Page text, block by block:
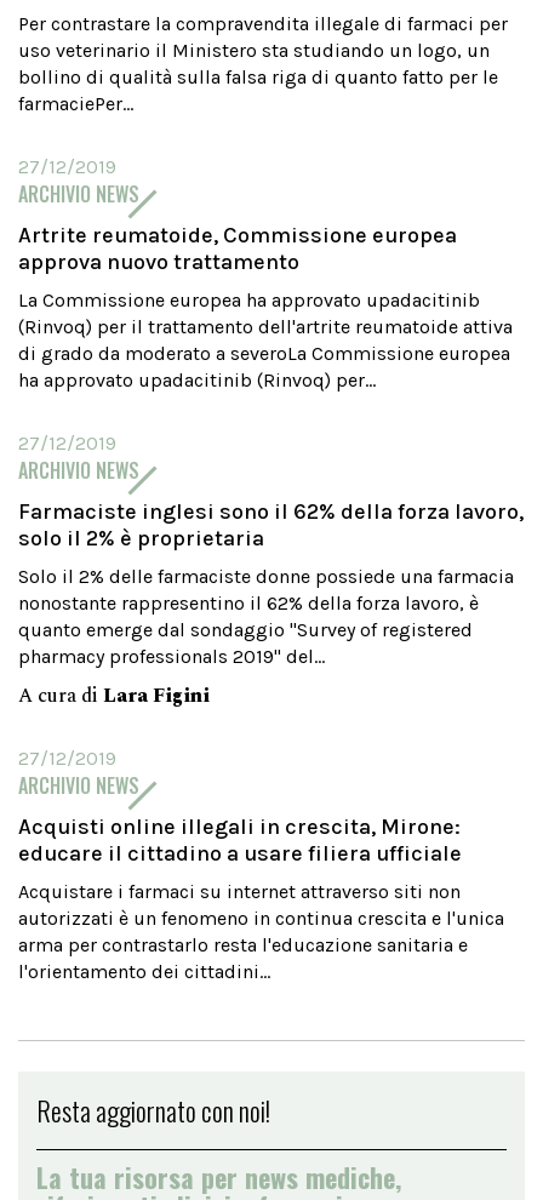
Per contrastare la compravendita illegale di farmaci per
uso veterinario il Ministero sta studiando un logo, un
bollino di qualità sulla falsa riga di quanto fatto per le
farmaciePer...
27/12/2019
ARCHIVIO NEWS
Artrite reumatoide, Commissione europea
approva nuovo trattamento
La Commissione europea ha approvato upadacitinib
(Rinvoq) per il trattamento dell'artrite reumatoide attiva
di grado da moderato a severoLa Commissione europea
ha approvato upadacitinib (Rinvoq) per...
27/12/2019
ARCHIVIO NEWS
Farmaciste inglesi sono il 62% della forza lavoro,
solo il 2% è proprietaria
Solo il 2% delle farmaciste donne possiede una farmacia
nonostante rappresentino il 62% della forza lavoro, è
quanto emerge dal sondaggio "Survey of registered
pharmacy professionals 2019" del...
A cura di Lara Figini
27/12/2019
ARCHIVIO NEWS
Acquisti online illegali in crescita, Mirone:
educare il cittadino a usare filiera ufficiale
Acquistare i farmaci su internet attraverso siti non
autorizzati è un fenomeno in continua crescita e l'unica
arma per contrastarlo resta l'educazione sanitaria e
l'orientamento dei cittadini...
Resta aggiornato con noi!
La tua risorsa per news mediche,